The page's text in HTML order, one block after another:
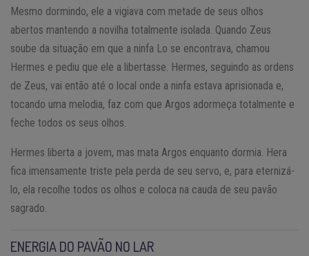
Mesmo dormindo, ele a vigiava com metade de seus olhos
abertos mantendo a novilha totalmente isolada. Quando Zeus
soube da situação em que a ninfa Lo se encontrava, chamou
Hermes e pediu que ele a libertasse. Hermes, seguindo as ordens
de Zeus, vai então até o local onde a ninfa estava aprisionada e,
tocando uma melodia, faz com que Argos adormeça totalmente e
feche todos os seus olhos.
Hermes liberta a jovem, mas mata Argos enquanto dormia. Hera
fica imensamente triste pela perda de seu servo, e, para eternizá-
lo, ela recolhe todos os olhos e coloca na cauda de seu pavão
sagrado.
ENERGIA DO PAVÃO NO LAR